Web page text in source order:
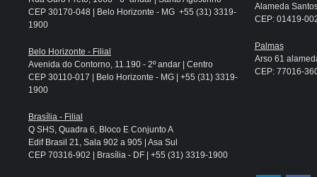
CEP 30170-048 | Belo Horizonte - MG +55 (31) 3319-
1900
Belo Horizonte - Filial
Avenida do Contorno, 11.190 - 2º andar | Centro
CEP 30110-017 | Belo Horizonte - MG | +55 (31) 3319-
1900
Brasília - Filial
Q SHS, Quadra 6, Bloco E Conjunto A
Edif Brasil 21, Sala 902 a 905 | Asa Sul
CEP 70316-902 | Brasília - DF | +55 (31) 3319-1900
Alameda
CEP: 01419-
Palmas
Arso 61
CEP: 77016-
.